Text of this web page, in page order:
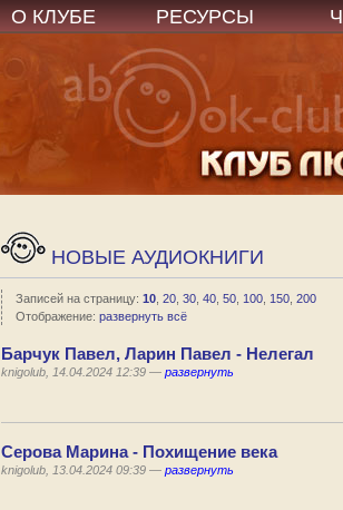
О КЛУБЕ РЕСУРСЫ
НОВЫЕ АУДИОКНИГИ
Записей на страницу: 10, 20, 30, 40, 50, 100, 150, 200
Отображение: развернуть всё
Барчук Павел, Ларин Павел - Нелегал
knigolub, 14.04.2024 12:39 — развернуть
Серова Марина - Похищение века
knigolub, 13.04.2024 09:39 — развернуть